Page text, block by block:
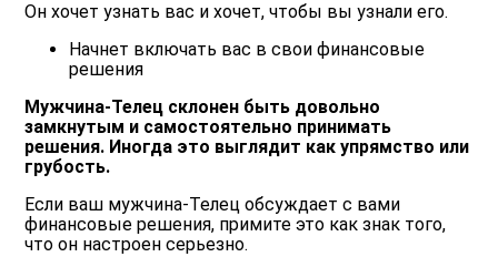
Он хочет узнать вас и хочет, чтобы вы узнали его.
Начнет включать вас в свои финансовые
решения
Мужчина-Телец склонен быть довольно
замкнутым и самостоятельно принимать
решения. Иногда это выглядит как упрямство или
грубость.
Если ваш мужчина-Телец обсуждает с вами
финансовые решения, примите это как знак того,
что он настроен серьезно.